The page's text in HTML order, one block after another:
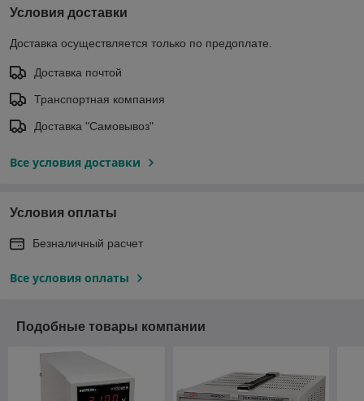
Условия доставки
Доставка осуществляется только по предоплате.
Доставка почтой
Транспортная компания
Доставка "Самовывоз"
Все условия доставки
Условия оплаты
Безналичный расчет
Все условия оплаты
Подобные товары компании